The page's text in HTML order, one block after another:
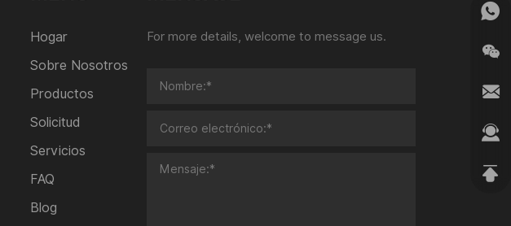
Hogar
Sobre Nosotros
Productos
Solicitud
Servicios
FAQ
Blog
For more details, welcome to message us.